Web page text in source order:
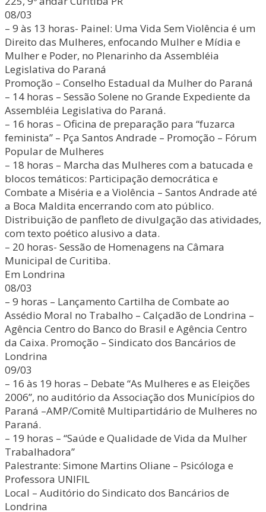
08/03
– 9 às 13 horas- Painel: Uma Vida Sem Violência é um
Direito das Mulheres, enfocando Mulher e Mídia e
Mulher e Poder, no Plenarinho da Assembléia
Legislativa do Paraná
Promoção – Conselho Estadual da Mulher do Paraná
– 14 horas – Sessão Solene no Grande Expediente da
Assembléia Legislativa do Paraná.
– 16 horas – Oficina de preparação para “fuzarca
feminista” – Pça Santos Andrade – Promoção – Fórum
Popular de Mulheres
– 18 horas – Marcha das Mulheres com a batucada e
blocos temáticos: Participação democrática e
Combate a Miséria e a Violência – Santos Andrade até
a Boca Maldita encerrando com ato público.
Distribuição de panfleto de divulgação das atividades,
com texto poético alusivo a data.
– 20 horas- Sessão de Homenagens na Câmara
Municipal de Curitiba.
Em Londrina
08/03
– 9 horas – Lançamento Cartilha de Combate ao
Assédio Moral no Trabalho – Calçadão de Londrina –
Agência Centro do Banco do Brasil e Agência Centro
da Caixa. Promoção – Sindicato dos Bancários de
Londrina
09/03
– 16 às 19 horas – Debate “As Mulheres e as Eleições
2006”, no auditório da Associação dos Municípios do
Paraná –AMP/Comitê Multipartidário de Mulheres no
Paraná.
– 19 horas – “Saúde e Qualidade de Vida da Mulher
Trabalhadora”
Palestrante: Simone Martins Oliane – Psicóloga e
Professora UNIFIL
Local – Auditório do Sindicato dos Bancários de
Londrina